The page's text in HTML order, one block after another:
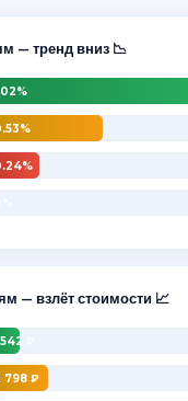
— тренд вниз 📉
— взлёт стоимости 📈
542 ₽
798 ₽